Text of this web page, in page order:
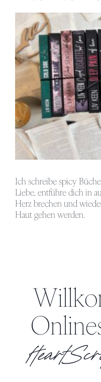
Ich schreibe spicy
Liebe, entführe dich in
Herz brechen und
Haut gehen werden.